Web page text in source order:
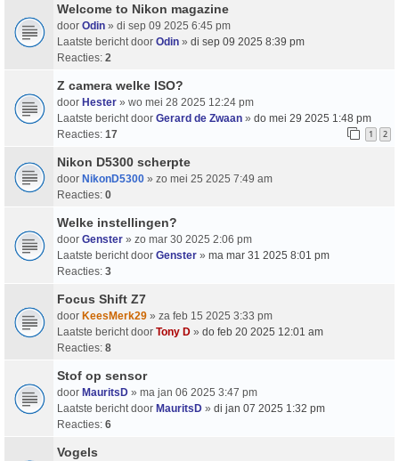
Welcome to Nikon magazine
door Odin » di sep 09 2025 6:45 pm
Laatste bericht door Odin » di sep 09 2025 8:39 pm
Reacties: 2
Z camera welke ISO?
door Hester » wo mei 28 2025 12:24 pm
Laatste bericht door Gerard de Zwaan » do mei 29 2025 1:48 pm
Reacties: 17 1 2
Nikon D5300 scherpte
door NikonD5300 » zo mei 25 2025 7:49 am
Reacties: 0
Welke instellingen?
door Genster » zo mar 30 2025 2:06 pm
Laatste bericht door Genster » ma mar 31 2025 8:01 pm
Reacties: 3
Focus Shift Z7
door KeesMerk29 » za feb 15 2025 3:33 pm
Laatste bericht door Tony D » do feb 20 2025 12:01 am
Reacties: 8
Stof op sensor
door MauritsD » ma jan 06 2025 3:47 pm
Laatste bericht door MauritsD » di jan 07 2025 1:32 pm
Reacties: 6
Vogels